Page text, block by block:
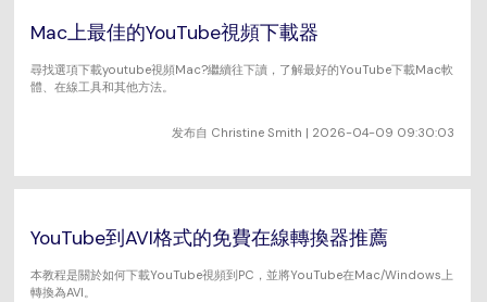
Mac上最佳的YouTube視頻下載器
尋找選項下載youtube視頻Mac?繼續往下讀，了解最好的YouTube下載Mac軟
體、在線工具和其他方法。
发布自 Christine Smith | 2026-04-09 09:30:03
YouTube到AVI格式的免費在線轉換器推薦
本教程是關於如何下載YouTube視頻到PC，並將YouTube在Mac/Windows上
轉換為AVI。